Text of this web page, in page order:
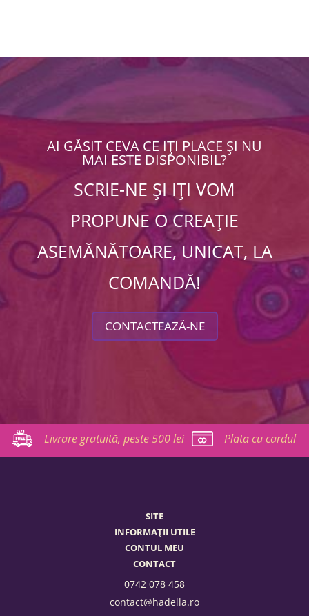
AI GĂSIT CEVA CE IȚI PLACE ȘI NU
MAI ESTE DISPONIBIL?
SCRIE-NE ȘI IȚI VOM
PROPUNE O CREAȚIE
ASEMĂNĂTOARE, UNICAT, LA
COMANDĂ!
CONTACTEAZĂ-NE
Livrare gratuită, peste 500 lei Plata cu cardul
SITE
INFORMAȚII UTILE
CONTUL MEU
CONTACT
0742 078 458
contact@hadella.ro